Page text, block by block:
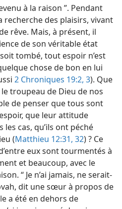
à la raison ”. Pendant
recherche des plaisirs, vivant
rêve. Mais, à présent, il
de son véritable état
tombé, tout espoir n’est
chose de bon en lui
2 Chroniques 19:2, 3). Que
troupeau de Dieu de nos
de penser que tous sont
que leur attitude
cas, qu’ils ont péché
(Matthieu 12:31, 32) ? Ce
eux sont tourmentés à
et beaucoup, avec le
“ Je n’ai jamais, ne serait-​
dit une sœur à propos de
a été en dehors de